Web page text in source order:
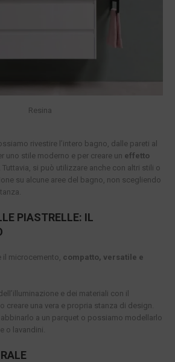
Resina
rivestire l’intero bagno, dalle pareti al
uno stile moderno e per creare un effetto
Tuttavia, si può utilizzare anche con altri stili o
su alcune aree del bagno, non scegliendo
PIASTRELLE: IL
il microcemento, compatto, versatile e
e dei materiali con il
creare una vera e propria stanza di design.
a un parquet o possiamo modellarlo
o lavandini.